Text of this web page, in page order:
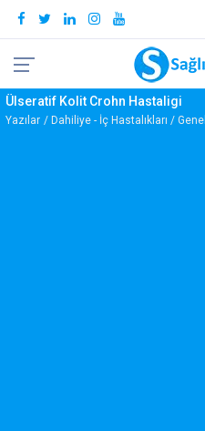
Ülseratif Kolit Crohn Hastaligi
Yazılar Dahiliye - İç Hastalıkları Genel